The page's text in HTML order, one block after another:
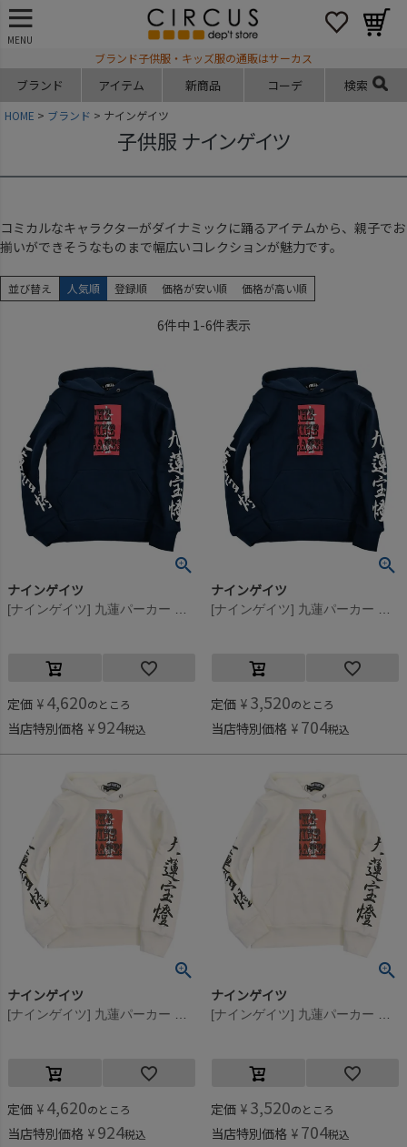
MENU
ブランド子供服・キッズ服の通販はサーカス
ブランド アイテム 新商品 コーデ 検索
HOME ブランド ナインゲイツ
子供服 ナインゲイツ
コミカルなキャラクターがダイナミックに踊るアイテムから、親子でお
揃いができそうなものまで幅広いコレクションが魅力です。
並び替え 人気順 登録順 価格が安い順 価格が高い順
6件中 1-6件表示
ナインゲイツ
[ナインゲイツ] 九蓮パーカー ネイビー(6)
定価 ¥ 4,620のところ
当店特別価格 ¥ 924税込
ナインゲイツ
[ナインゲイツ] 九蓮パーカー ネイビー(6)
定価 ¥ 3,520のところ
当店特別価格 ¥ 704税込
ナインゲイツ
[ナインゲイツ] 九蓮パーカー オフ(3)
定価 ¥ 4,620のところ
当店特別価格 ¥ 924税込
ナインゲイツ
[ナインゲイツ] 九蓮パーカー オフ(3)
定価 ¥ 3,520のところ
当店特別価格 ¥ 704税込